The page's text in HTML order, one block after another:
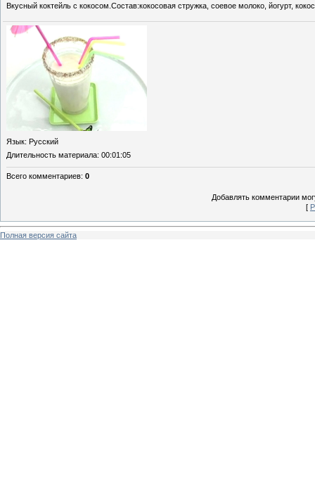
Вкусный коктейль с кокосом.Состав:кокосовая стружка, соевое молоко, йогурт,
Язык: Русский
Длительность материала: 00:01:05
Всего комментариев: 0
Добавлять комментарии
[
Полная версия сайта